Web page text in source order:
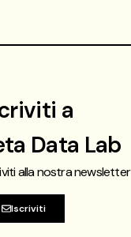
a
Data Lab
alla nostra newsletter
Iscriviti